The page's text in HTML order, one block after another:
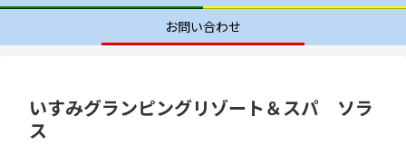
お問い合わせ
いすみグランピングリゾート＆スパ ソラ
ス